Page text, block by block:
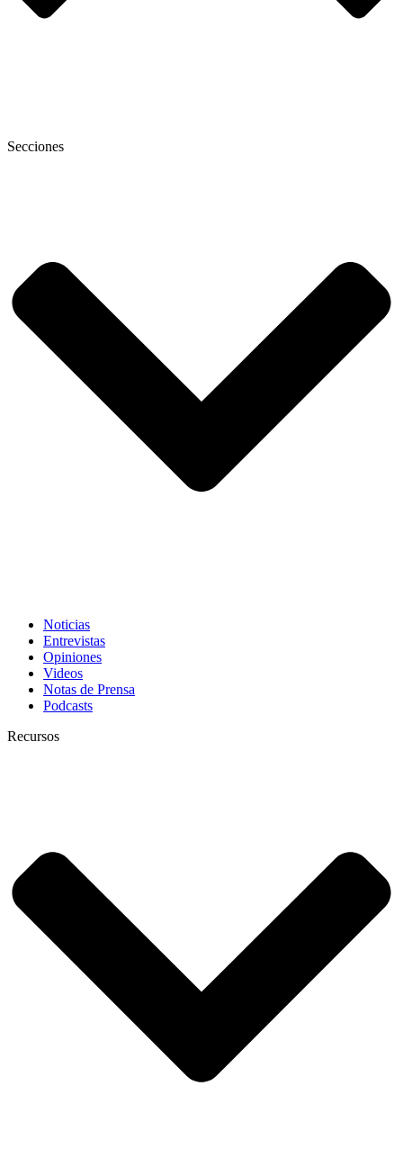
Secciones
Noticias
Entrevistas
Opiniones
Videos
Notas de Prensa
Podcasts
Recursos